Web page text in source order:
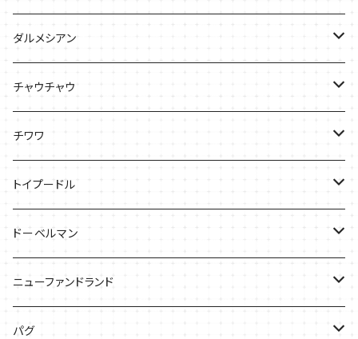
Tシャツ
バッグ
ダルメシアン
Tシャツ
ケース
チャウチャウ
Tシャツ
バッグ
ケース
チワワ
Tシャツ
キャップ
バッグ
ケース
トイプードル
Tシャツ
バッグ
ケース
ドーベルマン
Tシャツ
バッグ
ニューファンドランド
Ｔシャツ
パグ